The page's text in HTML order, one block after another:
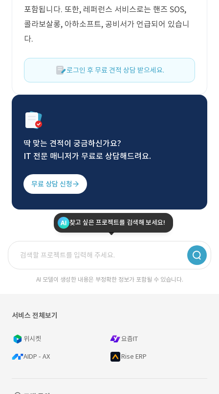
포함됩니다. 또한, 레퍼런스 서비스로는 핸즈 SOS,
콜라보살롱, 아하소프트, 공비서가 언급되어 있습니
다.
로그인 후 무료 견적 상담 받으세요.
딱 맞는 견적이 궁금하신가요?
IT 전문 매니저가 무료로 상담해드려요.
무료 상담 신청
찾고 싶은 프로젝트를 검색해 보세요!
AI 모델이 생성한 내용은 부정확한 정보가 포함될 수 있습니다.
서비스 전체보기
위시켓 요즘IT
AIDP - AX Rise ERP